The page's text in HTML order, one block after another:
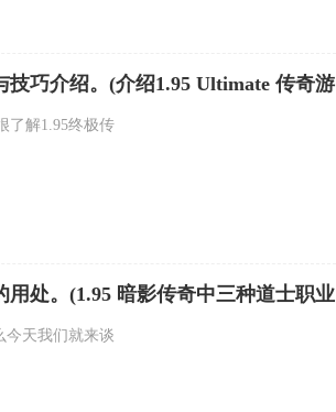
巧介绍。(介绍1.95 Ultimate 传奇游
了解1.95终极传
用处。(1.95 暗影传奇中三种道士职业
今天我们就来谈